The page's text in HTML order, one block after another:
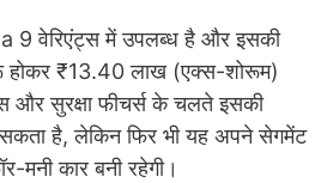
9 वेरिएंट्स में उपलब्ध है और इसकी
₹13.40 लाख (एक्स-शोरूम)
सुरक्षा फीचर्स के चलते इसकी
सकता है, लेकिन फिर भी यह अपने सेगमेंट
मनी कार बनी रहेगी।